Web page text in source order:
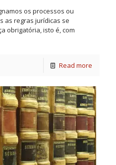
os processos ou
as regras jurídicas se
obrigatória, isto é, com
Read more